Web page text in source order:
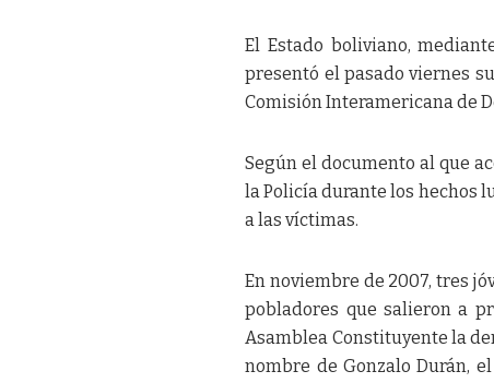
El Estado boliviano,
presentó el pasado viernes
Comisión Interamericana de
Según el documento al que
la Policía durante los hechos
a las víctimas.
En noviembre de 2007, tres
pobladores que salieron a
Asamblea Constituyente la
nombre de Gonzalo Durán,